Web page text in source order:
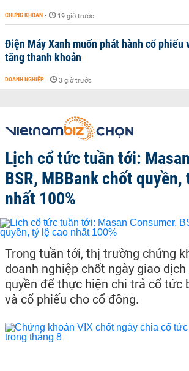
CHỨNG KHOÁN - 19 giờ trước
Điện Máy Xanh muốn phát hành cổ
tăng thanh khoản
DOANH NGHIỆP - 3 giờ trước
Lịch cổ tức tuần tới:
BSR, MBBank chốt quyền,
nhất 100%
Trong tuần tới, thị trường chứng
doanh nghiệp chốt ngày giao
quyền để thực hiện chi trả cổ tức
và cổ phiếu cho cổ đông.